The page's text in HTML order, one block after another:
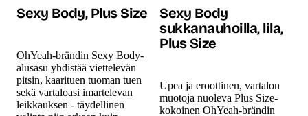
Sexy Body, Plus Size
OhYeah-brändin Sexy Body-
alusasu yhdistää viettelevän
pitsin, kaarituen tuoman tuen
sekä vartaloasi imartelevan
leikkauksen - täydellinen
Sexy Body
sukkanauhoilla, lila,
Plus Size
Upea ja eroottinen, vartalon
muotoja nuoleva Plus Size-
kokoinen OhYeah-brändin